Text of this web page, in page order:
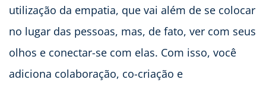
utilização da empatia, que vai além de se colocar
no lugar das pessoas, mas, de fato, ver com seus
olhos e conectar-se com elas. Com isso, você
adiciona colaboração, co-criação e